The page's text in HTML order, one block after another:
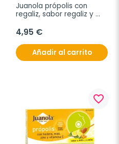
Juanola própolis con
regaliz, sabor regaliz y
4,95 €
Añadir al carrito
favorite_border